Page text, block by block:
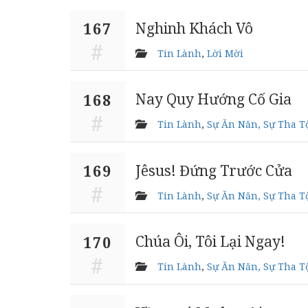
167 Nghinh Khách Vô
Tin Lành, Lời Mời
168 Nay Quy Hướng Cố Gia
Tin Lành, Sự Ăn Năn, Sự Tha
169 Jêsus! Đứng Trước Cửa
Tin Lành, Sự Ăn Năn, Sự Tha
170 Chúa Ôi, Tôi Lại Ngay!
Tin Lành, Sự Ăn Năn, Sự Tha